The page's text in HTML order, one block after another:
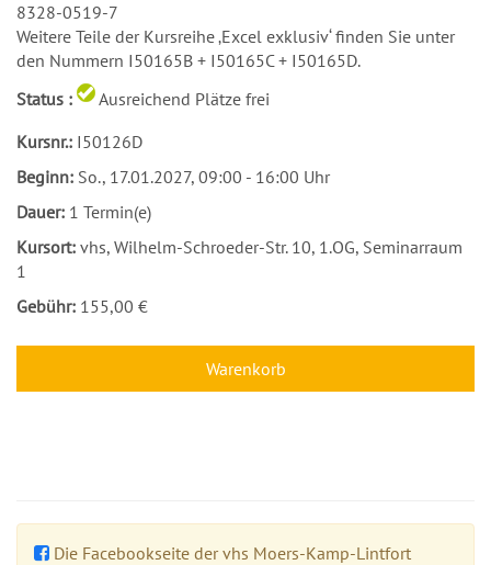
8328-0519-7
Weitere Teile der Kursreihe ‚Excel exklusiv‘ finden Sie unter
den Nummern I50165B + I50165C + I50165D.
Status :
Ausreichend Plätze frei
Kursnr.: I50126D
Beginn: So., 17.01.2027, 09:00 - 16:00 Uhr
Dauer: 1 Termin(e)
Kursort: vhs, Wilhelm-Schroeder-Str. 10, 1.OG, Seminarraum
1
Gebühr: 155,00 €
Warenkorb
Die Facebookseite der vhs Moers-Kamp-Lintfort